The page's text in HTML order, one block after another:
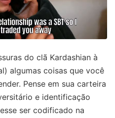
do clã Kardashian à
algumas coisas que você
Pense em sua carteira
e identificação
ser codificado na